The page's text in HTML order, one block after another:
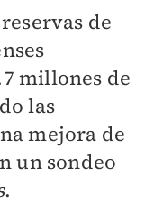
de
millones de
las
mejora de
un sondeo
.